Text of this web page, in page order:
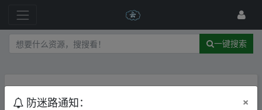
一键搜索
主题不存在
防迷路通知： ×